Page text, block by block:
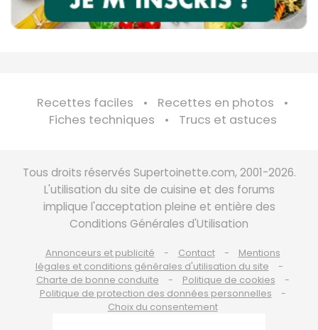
Recettes faciles
Recettes en photos
Fiches techniques
Trucs et astuces
Tous droits réservés Supertoinette.com, 2001-2026.
L'utilisation du site de cuisine et des forums
implique l'acceptation pleine et entière des
Conditions Générales d'Utilisation
Annonceurs et publicité Contact
Mentions
légales et conditions générales d'utilisation du site
Charte de bonne conduite
Politique de cookies
Politique de protection des données personnelles
Choix du consentement